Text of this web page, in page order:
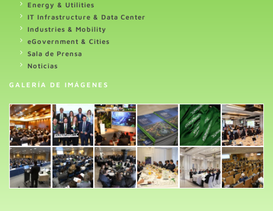
Energy & Utilities
IT Infrastructure & Data Center
Industries & Mobility
eGovernment & Cities
Sala de Prensa
Noticias
GALERÍA DE IMÁGENES